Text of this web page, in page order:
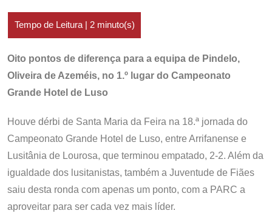
Oito pontos de diferença para a equipa de Pindelo,
Oliveira de Azeméis, no 1.º lugar do Campeonato
Grande Hotel de Luso
Houve dérbi de Santa Maria da Feira na 18.ª jornada do
Campeonato Grande Hotel de Luso, entre Arrifanense e
Lusitânia de Lourosa, que terminou empatado, 2-2. Além da
igualdade dos lusitanistas, também a Juventude de Fiães
saiu desta ronda com apenas um ponto, com a PARC a
aproveitar para ser cada vez mais líder.